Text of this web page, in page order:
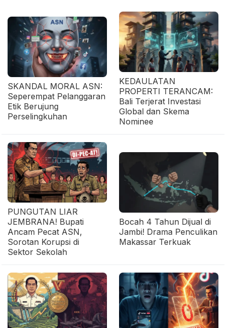
SKANDAL MORAL ASN:
Seperempat Pelanggaran
Etik Berujung
Perselingkuhan
KEDAULATAN
PROPERTI TERANCAM:
Bali Terjerat Investasi
Global dan Skema
Nominee
PUNGUTAN LIAR
JEMBRANA! Bupati
Ancam Pecat ASN,
Sorotan Korupsi di
Sektor Sekolah
Bocah 4 Tahun Dijual di
Jambi! Drama Penculikan
Makassar Terkuak